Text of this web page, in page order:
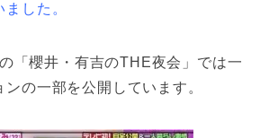
した。
「櫻井・有吉のTHE夜会」では一
ンの一部を公開しています。